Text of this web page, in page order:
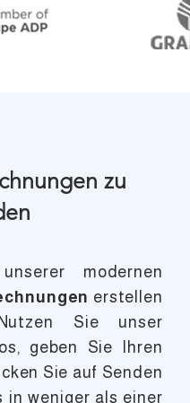
zu
modernen
erstellen
Sie unser
geben Sie Ihren
Sie auf Senden
in weniger als einer